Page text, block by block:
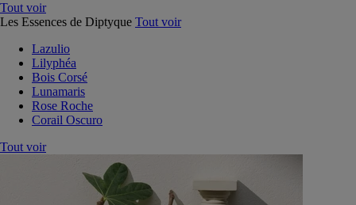
Tout voir
Les Essences de Diptyque Tout voir
Lazulio
Lilyphéa
Bois Corsé
Lunamaris
Rose Roche
Corail Oscuro
Tout voir